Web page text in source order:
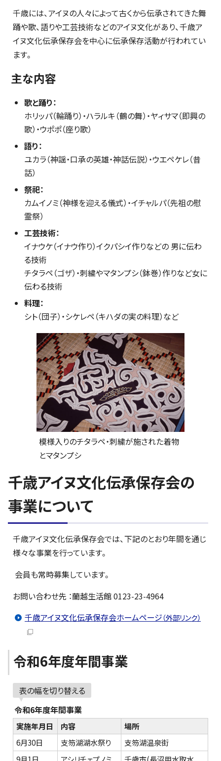
千歳には、アイヌの人々によって古くから伝承されてきた舞
踊や歌、語りや工芸技術などのアイヌ文化があり、千歳ア
イヌ文化伝承保存会を中心に伝承保存活動が行われてい
ます。
主な内容
歌と踊り：
ホリッパ（輪踊り）・ハラルキ（鶴の舞）・ヤィサマ（即興の
歌）・ウポポ（座り歌）
語り：
ユカラ（神謡・口承の英雄・神話伝説）・ウエペケレ（昔
話）
祭祀：
カムイノミ（神様を迎える儀式）・イチャルパ（先祖の慰
霊祭）
工芸技術：
イナウケ（イナウ作り）イクパシイ作りなどの 男に伝わ
る技術
チタラペ（ゴザ）・刺繍やマタンプシ（鉢巻）作りなど女に
伝わる技術
料理：
シト（団子）・シケレペ（キハダの実の料理）など
模様入りのチタラペ・刺繍が施された着物
とマタンプシ
千歳アイヌ文化伝承保存会の
事業について
千歳アイヌ文化伝承保存会では、下記のとおり年間を通じ
様々な事業を行っています。
会員も常時募集しています。
お問い合わせ先 ：蘭越生活館 0123-23-4964
千歳アイヌ文化伝承保存会ホームページ（外部リンク）
令和6年度年間事業
表の幅を切り替える
令和6年度年間事業
実施年月日 内容
場所
6月30日
支笏湖湖水祭り
支笏湖温泉街